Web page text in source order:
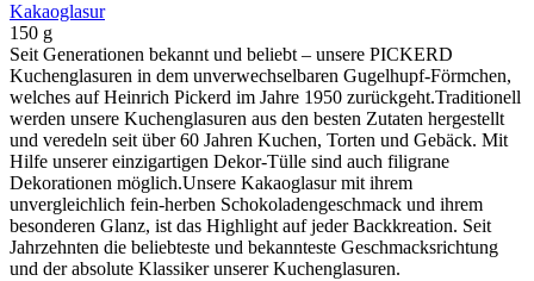
Kakaoglasur
150 g
Seit Generationen bekannt und beliebt – unsere PICKERD
Kuchenglasuren in dem unverwechselbaren Gugelhupf-Förmchen,
welches auf Heinrich Pickerd im Jahre 1950 zurückgeht.Traditionell
werden unsere Kuchenglasuren aus den besten Zutaten hergestellt
und veredeln seit über 60 Jahren Kuchen, Torten und Gebäck. Mit
Hilfe unserer einzigartigen Dekor-Tülle sind auch filigrane
Dekorationen möglich.Unsere Kakaoglasur mit ihrem
unvergleichlich fein-herben Schokoladengeschmack und ihrem
besonderen Glanz, ist das Highlight auf jeder Backkreation. Seit
Jahrzehnten die beliebteste und bekannteste Geschmacksrichtung
und der absolute Klassiker unserer Kuchenglasuren.